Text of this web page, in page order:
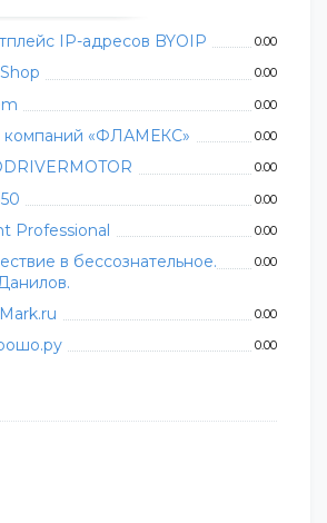
IP-адресов BYOIP 0.00
0.00
0.00
компаний «ФЛАМЕКС» 0.00
0.00
0.00
Professional 0.00
в бессознательное.
0.00
0.00
0.00